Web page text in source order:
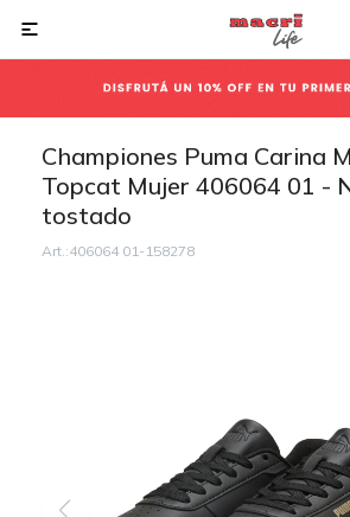

Championes Puma Carina
Topcat Mujer 406064 01 -
tostado
406064 01-158278